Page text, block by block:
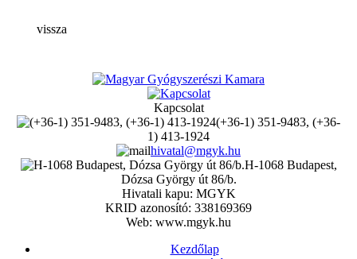
vissza
Kapcsolat
(+36-1) 351-9483, (+36-
1) 413-1924
hivatal@mgyk.hu
H-1068 Budapest,
Dózsa György út 86/b.
Hivatali kapu: MGYK
KRID azonosító: 338169369
Web: www.mgyk.hu
Kezdőlap